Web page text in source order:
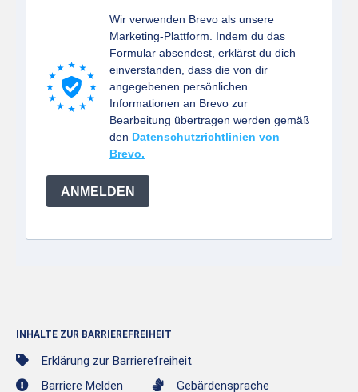
Wir verwenden Brevo als unsere
Marketing-Plattform. Indem du das
Formular absendest, erklärst du dich
einverstanden, dass die von dir
angegebenen persönlichen
Informationen an Brevo zur
Bearbeitung übertragen werden gemäß
den Datenschutzrichtlinien von
Brevo.
ANMELDEN
INHALTE ZUR BARRIEREFREIHEIT
Erklärung zur Barrierefreiheit
Barriere Melden
Gebärdensprache